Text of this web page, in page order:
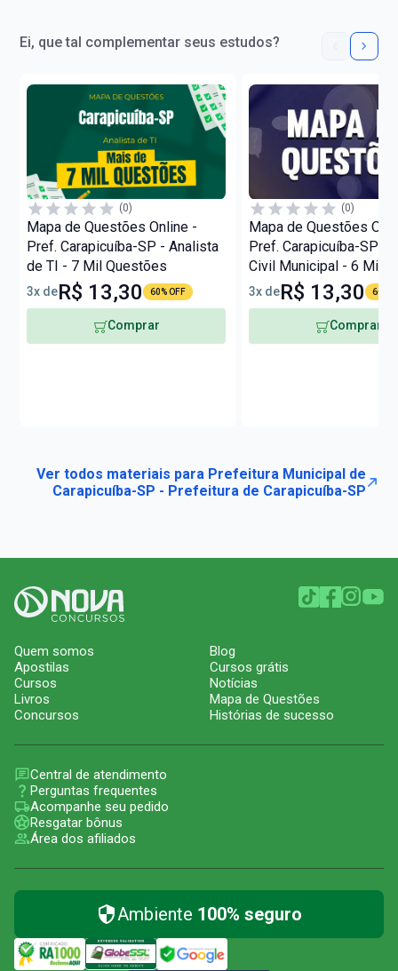
Ei, que tal complementar seus estudos?
(0)
Mapa de Questões Online -
Pref. Carapicuíba-SP - Analista
de TI - 7 Mil Questões
3x deR$ 13,30 60% OFF
Comprar
(0)
Mapa de Questões
Pref. Carapicuíba-SP -
Civil Municipal - 6 Mil
3x deR$ 13,30 60%
Comprar
Ver todos materiais para Prefeitura Municipal de
Carapicuíba-SP - Prefeitura de Carapicuíba-SP
Quem somos
Apostilas
Cursos
Livros
Concursos
Blog
Cursos grátis
Notícias
Mapa de Questões
Histórias de sucesso
Central de atendimento
Perguntas frequentes
Acompanhe seu pedido
Resgatar bônus
Área dos afiliados
Ambiente 100% seguro